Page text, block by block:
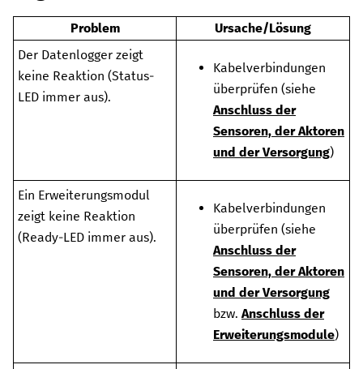
Problem
Ursache/Lösung
Der Datenlogger zeigt
keine Reaktion (Status-
LED immer aus).
Kabelverbindungen
überprüfen (siehe
Anschluss der
Sensoren, der Aktoren
und der Versorgung)
Ein Erweiterungsmodul
zeigt keine Reaktion
(Ready-LED immer aus).
Kabelverbindungen
überprüfen (siehe
Anschluss der
Sensoren, der Aktoren
und der Versorgung
bzw. Anschluss der
Erweiterungsmodule)